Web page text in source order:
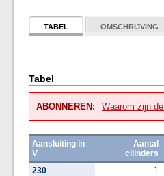
TABEL OMSCHRIJVING
Tabel
ABONNEREN: Waarom zijn
Aansluiting in
V
Aantal
cilinders
230 1